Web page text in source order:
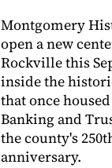
Montgomery
open a new
Rockville this
inside the
that once
Banking and
the county's
anniversary.